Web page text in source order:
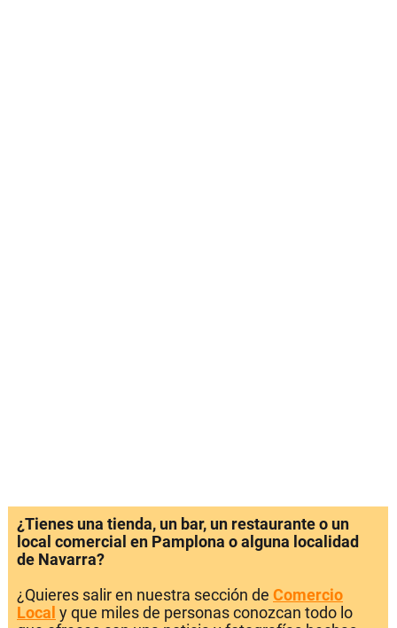
¿Tienes una tienda, un bar, un restaurante o un
local comercial en Pamplona o alguna localidad
de Navarra?
¿Quieres salir en nuestra sección de Comercio
Local y que miles de personas conozcan todo lo